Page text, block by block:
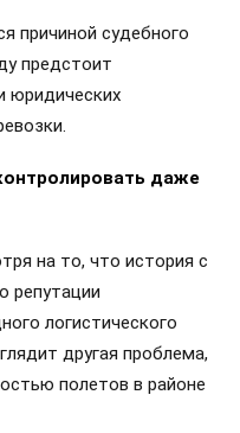
причиной судебного
предстоит
юридических
даже
на то, что история с
репутации
логистического
другая проблема,
полетов в районе